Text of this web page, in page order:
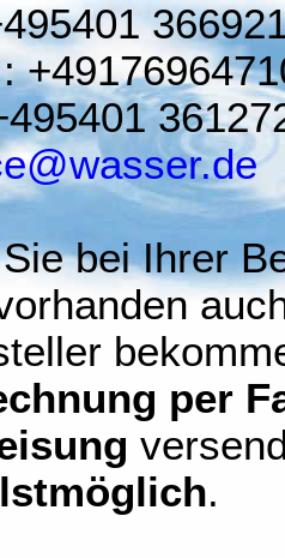
bei Ihrer
per
.